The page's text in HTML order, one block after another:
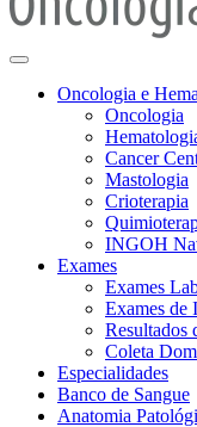
Oncologia e
Oncologia
Cancer
Mastologia
Crioterapia
INGOH
Exames
Exames
Exames de
Resultados
Coleta
Especialidades
Banco de Sangue
Anatomia